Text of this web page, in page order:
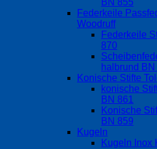
Federkeile
Woodruff
Federkeile
870
halbrund BN
Konische Stifte
konische
BN 861
Konische
BN 859
Kugeln
Kugeln Inox